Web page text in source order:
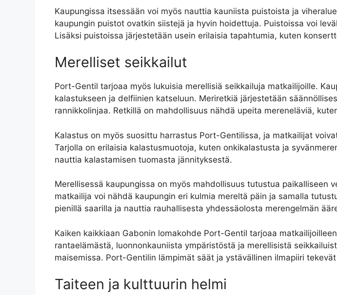
Kaupungissa itsessään voi myös nauttia kauniista puistoista ja
kaupungin puistot ovatkin siistejä ja hyvin hoidettuja. Puistoissa voi
Lisäksi puistoissa järjestetään usein erilaisia tapahtumia, kuten
Merelliset seikkailut
Port-Gentil tarjoaa myös lukuisia merellisiä seikkailuja matkailijoille.
kalastukseen ja delfiinien katseluun. Meriretkiä järjestetään
rannikkolinjaa. Retkillä on mahdollisuus nähdä upeita mereneläviä,
Kalastus on myös suosittu harrastus Port-Gentilissa, ja matkailijat
Tarjolla on erilaisia kalastusmuotoja, kuten onkikalastusta ja
nauttia kalastamisen tuomasta jännityksestä.
Merellisessä kaupungissa on myös mahdollisuus tutustua paikalliseen
matkailija voi nähdä kaupungin eri kulmia mereltä päin ja samalla
pienillä saarilla ja nauttia rauhallisesta yhdessäolosta merengelmän
Kaiken kaikkiaan Gabonin lomakohde Port-Gentil tarjoaa
rantaelämästä, luonnonkauniista ympäristöstä ja merellisistä
maisemissa. Port-Gentilin lämpimät säät ja ystävällinen ilmapiiri
Taiteen ja kulttuurin helmi